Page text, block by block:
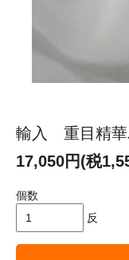
輸入 重目精
17,050円(税
個数
反